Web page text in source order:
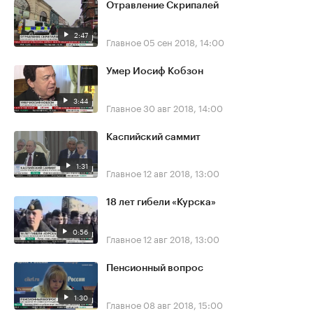
2:47
Отравление Скрипалей
Главное 05 сен 2018, 14:00
3:44
Умер Иосиф Кобзон
Главное30 авг 2018, 14:00
1:31
Каспийский саммит
Главное12 авг 2018, 13:00
0:56
18 лет гибели «Курска»
Главное12 авг 2018, 13:00
1:30
Пенсионный вопрос
Главное 08 авг 2018, 15:00